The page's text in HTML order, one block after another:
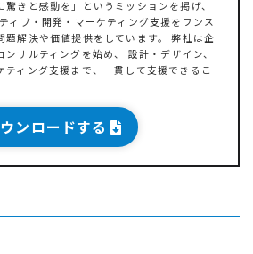
驚きと感動を」というミッションを掲げ、
ィブ・開発・マーケティング支援をワンス
題解決や価値提供をしています。 弊社は企
サルティングを始め、 設計・デザイン、
ティング支援まで、一貫して支援できるこ
ンロードする